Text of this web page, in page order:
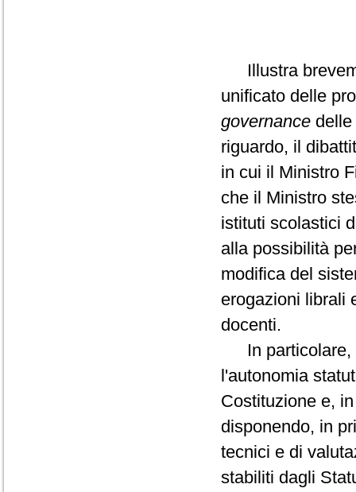
Illustra
unificato delle
governance
riguardo, il
in cui il Ministro
che il Ministro
istituti scolastici
alla possibilità
modifica del
erogazioni librali
docenti.
In particolare,
l'autonomia
Costituzione e,
disponendo, in
tecnici e di
stabiliti dagli